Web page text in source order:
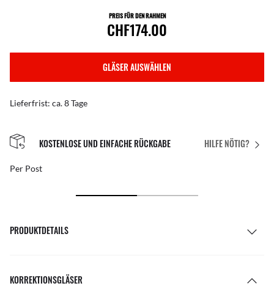
PREIS FÜR DEN RAHMEN
CHF174.00
GLÄSER AUSWÄHLEN
Lieferfrist: ca. 8 Tage
HILFE NÖTIG?
KOSTENLOSE UND EINFACHE RÜCKGABE
Per Post
PRODUKTDETAILS
KORREKTIONSGLÄSER